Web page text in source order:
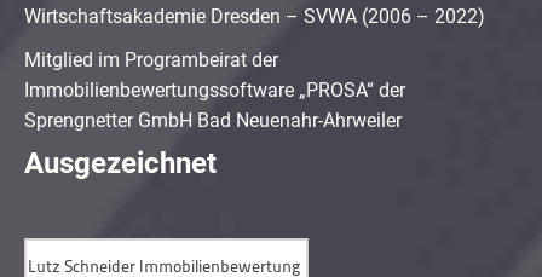
Wirtschaftsakademie Dresden – SVWA (2006 – 2022)
Mitglied im Programbeirat der
Immobilienbewertungssoftware „PROSA“ der
Sprengnetter GmbH Bad Neuenahr-Ahrweiler
Ausgezeichnet